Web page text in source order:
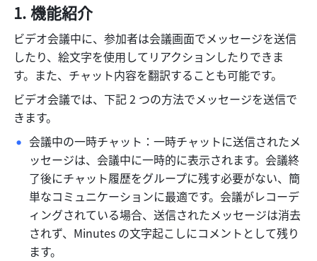
機能紹介
ビデオ会議中に、参加者は会議画面でメッセージを送信
したり、絵文字を使用してリアクションしたりできま
す。また、チャット内容を翻訳することも可能です。
ビデオ会議では、下記 2 つの方法でメッセージを送信で
きます。
会議中の一時チャット：一時チャットに送信されたメ
ッセージは、会議中に一時的に表示されます。会議終
了後にチャット履歴をグループに残す必要がない、簡
単なコミュニケーションに最適です。会議がレコーデ
ィングされている場合、送信されたメッセージは消去
されず、Minutes の文字起こしにコメントとして残り
ます。